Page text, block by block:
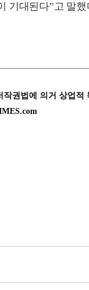
기대된다”고 말했
권법에 의거 상업적